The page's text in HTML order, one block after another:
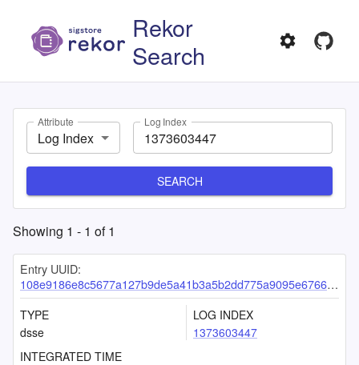
Rekor
Search
Attribute
Log Index
Log Index
SEARCH
Showing 1 - 1 of1
Entry UUID:
108e9186e8c5677a127b9de5a41b3a5b2dd775a9095e67666382a9228bbce8a1ca13b13513d23f99
TYPE
dsse
LOG INDEX
1373603447
INTEGRATED TIME